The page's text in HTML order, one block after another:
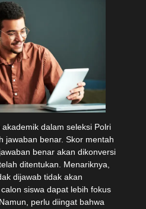
dalam seleksi Polri
jawaban benar. Skor mentah
benar akan dikonversi
ditentukan. Menariknya,
dijawab tidak akan
siswa dapat lebih fokus
perlu diingat bahwa